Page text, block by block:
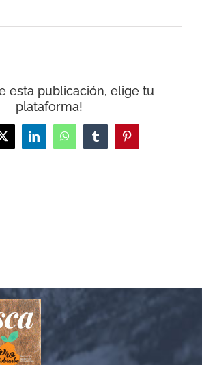
esta publicación, elige tu
plataforma!
X LinkedInWhatsAppTumblrPinterest